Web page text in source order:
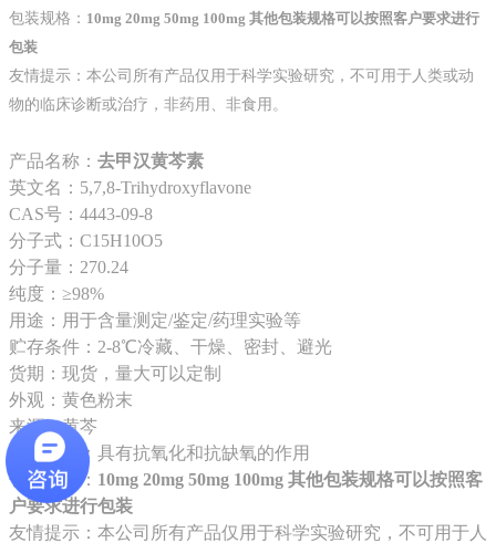
包装规格： 10mg 20mg 50mg 100mg 其他包装规格可以按照客户要求进行
包装
友情提示：本公司所有产品仅用于科学实验研究，不可用于人类或动
物的临床诊断或治疗，非药用、非食用。
产品名称： 去甲汉黄芩素
英文名：5,7,8-Trihydroxyflavone
CAS号：4443-09-8
分子式：C15H10O5
分子量：270.24
纯度：≥98%
用途：用于含量测定/鉴定/药理实验等
贮存条件：2-8℃冷藏、干燥、密封、避光
货期：现货，量大可以定制
外观：黄色粉末
来源：黄芩
药理药效：具有抗氧化和抗缺氧的作用
包装规格： 10mg 20mg 50mg 100mg 其他包装规格可以按照客
户要求进行包装
友情提示：本公司所有产品仅用于科学实验研究，不可用于人